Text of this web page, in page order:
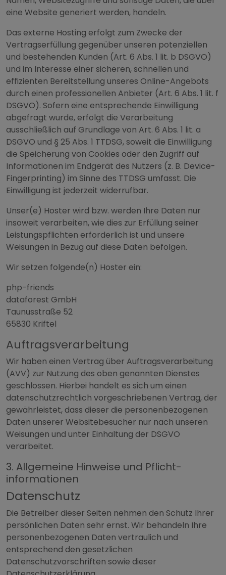
eine Website generiert werden, handeln.
Das externe Hosting erfolgt zum Zwecke der
Vertragserfüllung gegenüber unseren potenziellen
und bestehenden Kunden (Art. 6 Abs. 1 lit. b DSGVO)
und im Interesse einer sicheren, schnellen und
effizienten Bereitstellung unseres Online-Angebots
durch einen professionellen Anbieter (Art. 6 Abs. 1 lit. f
DSGVO). Sofern eine entsprechende Einwilligung
abgefragt wurde, erfolgt die Verarbeitung
ausschließlich auf Grundlage von Art. 6 Abs. 1 lit. a
DSGVO und § 25 Abs. 1 TTDSG, soweit die Einwilligung
die Speicherung von Cookies oder den Zugriff auf
Informationen im Endgerät des Nutzers (z. B. Device-
Fingerprinting) im Sinne des TTDSG umfasst. Die
Einwilligung ist jederzeit widerrufbar.
Unser(e) Hoster wird bzw. werden Ihre Daten nur
insoweit verarbeiten, wie dies zur Erfüllung seiner
Leistungspflichten erforderlich ist und unsere
Weisungen in Bezug auf diese Daten befolgen.
Wir setzen folgende(n) Hoster ein:
php-friends
dataforest GmbH
Taunusstraße 52
65830 Kriftel
Auftragsverarbeitung
Wir haben einen Vertrag über Auftragsverarbeitung
(AVV) zur Nutzung des oben genannten Dienstes
geschlossen. Hierbei handelt es sich um einen
datenschutzrechtlich vorgeschriebenen Vertrag, der
gewährleistet, dass dieser die personenbezogenen
Daten unserer Websitebesucher nur nach unseren
Weisungen und unter Einhaltung der DSGVO
verarbeitet.
3. Allgemeine Hinweise und Pflicht­
informationen
Datenschutz
Die Betreiber dieser Seiten nehmen den Schutz Ihrer
persönlichen Daten sehr ernst. Wir behandeln Ihre
personenbezogenen Daten vertraulich und
entsprechend den gesetzlichen
Datenschutzvorschriften sowie dieser